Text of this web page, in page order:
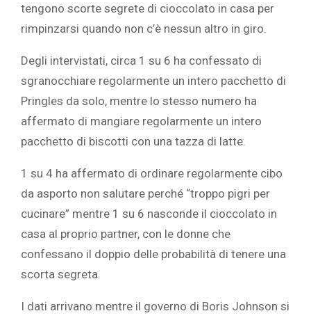
tengono scorte segrete di cioccolato in casa per
rimpinzarsi quando non c’è nessun altro in giro.
Degli intervistati, circa 1 su 6 ha confessato di
sgranocchiare regolarmente un intero pacchetto di
Pringles da solo, mentre lo stesso numero ha
affermato di mangiare regolarmente un intero
pacchetto di biscotti con una tazza di latte.
1 su 4 ha affermato di ordinare regolarmente cibo
da asporto non salutare perché “troppo pigri per
cucinare” mentre 1 su 6 nasconde il cioccolato in
casa al proprio partner, con le donne che
confessano il doppio delle probabilità di tenere una
scorta segreta.
I dati arrivano mentre il governo di Boris Johnson si